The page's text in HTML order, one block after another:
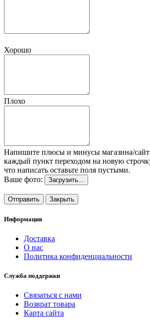
Хорошо
Плохо
Напишите плюсы и минусы магазина/
каждый пункт переходом на новую
что написать оставьте поля пустыми.
Ваше фото:
Загрузить...
Отправить Закрыть
Информация
Доставка
О нас
Политика конфиденциальности
Служба поддержки
Связаться с нами
Возврат товара
Карта сайта